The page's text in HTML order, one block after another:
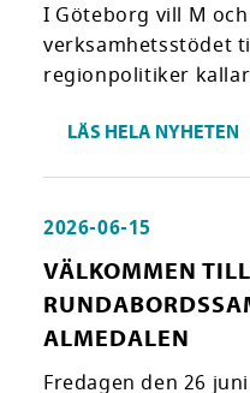
I Göteborg vill M
verksamhetsstödet
regionpolitiker
LÄS HELA NYHETEN
2026-06-15
VÄLKOMMEN TILL
ALMEDALEN
Fredagen den 26